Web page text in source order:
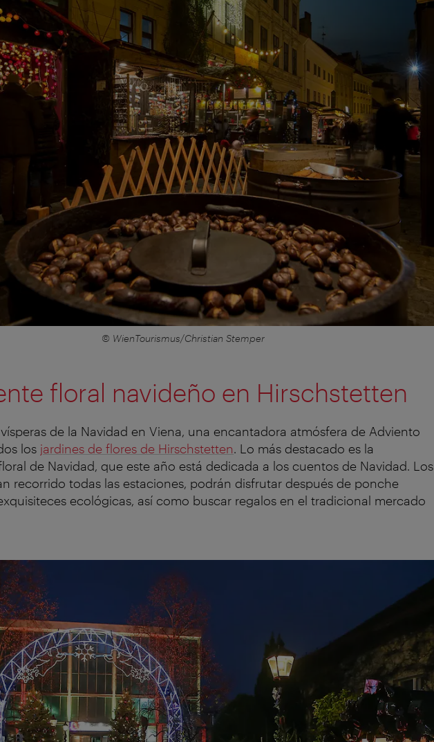
© WienTourismus/Christian Stemper
floral navideño en Hirschstetten
de la Navidad en Viena, una encantadora atmósfera de Adviento
los jardines de flores de Hirschstetten. Lo más destacado es la
de Navidad, que este año está dedicada a los cuentos de Navidad. Los
recorrido todas las estaciones, podrán disfrutar después de ponche
ecológicas, así como buscar regalos en el tradicional mercado